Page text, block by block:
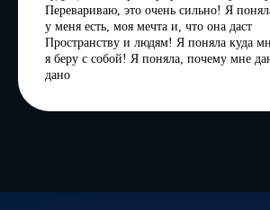
Перевариваю, это очень сильно! Я
у меня есть, моя мечта и, что она даст
Пространству и людям! Я поняла куда
я беру с собой! Я поняла, почему мне
дано